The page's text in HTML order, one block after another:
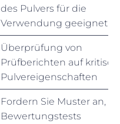
des Pulvers für die
Verwendung geeignet
Überprüfung von
Prüfberichten auf
Pulvereigenschaften
Fordern Sie Muster an,
Bewertungstests